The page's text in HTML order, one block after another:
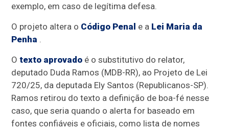
exemplo, em caso de legítima defesa.
O projeto altera o Código Penal e a Lei Maria da
Penha .
Otexto aprovado é osubstitutivo do relator,
deputado Duda Ramos (MDB-RR), ao Projeto de Lei
720/25, da deputada Ely Santos (Republicanos-SP).
Ramos retirou do texto a definição de boa-fé nesse
caso, que seria quando o alerta for baseado em
fontes confiáveis e oficiais, como lista de nomes